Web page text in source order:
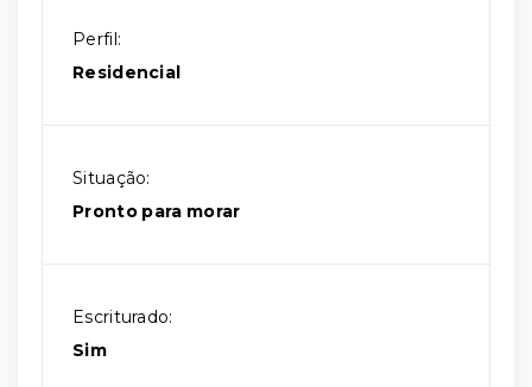
Perfil:
Residencial
Situação:
Pronto para morar
Escriturado:
Sim